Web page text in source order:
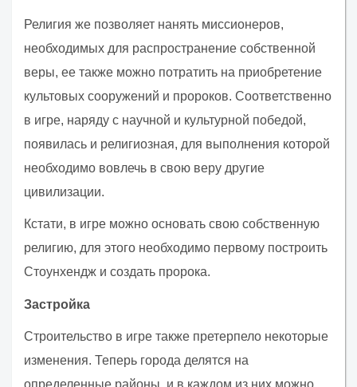
Религия же позволяет нанять миссионеров,
необходимых для распространение собственной
веры, ее также можно потратить на приобретение
культовых сооружений и пророков. Соответственно
в игре, наряду с научной и культурной победой,
появилась и религиозная, для выполнения которой
необходимо вовлечь в свою веру другие
цивилизации.
Кстати, в игре можно основать свою собственную
религию, для этого необходимо первому построить
Стоунхендж и создать пророка.
Застройка
Строительство в игре также претерпело некоторые
изменения. Теперь города делятся на
определенные районы, и в каждом из них можно